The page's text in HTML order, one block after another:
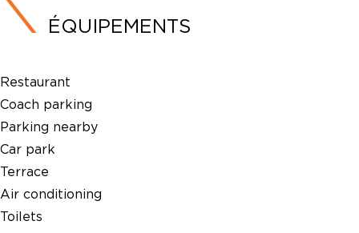
ÉQUIPEMENTS
Restaurant
Coach parking
Parking nearby
Car park
Terrace
Air conditioning
Toilets